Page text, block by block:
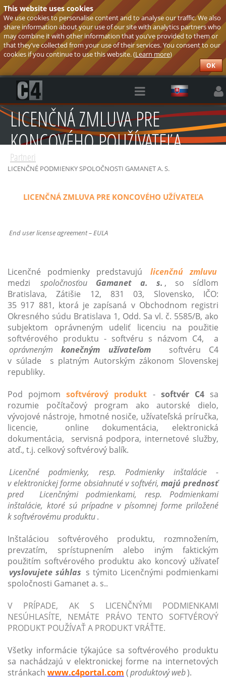
This website uses cookies
We use cookies to personalise content and to analyse our traffic. We also
share information about your use of our site with analytics partners who
may combine it with other information that you’ve provided to them or
that they’ve collected from your use of their services. You consent to our
cookies if you continue to use this website. (Learn more)
OK
LICENČNÁ ZMLUVA PRE
KONCOVÉHO POUŽÍVATEĽA
Partneri
LICENČNÉ PODMIENKY SPOLOČNOSTI GAMANET A. S.
LICENČNÁ ZMLUVA PRE KONCOVÉHO UŽÍVATEĽA
End user license agreement – EULA
Licenčné podmienky predstavujú
licenčnú zmluvu
medzi
spoločnosťou Gamanet a. s. ,
so sídlom
Bratislava, Zátišie 12, 831 03, Slovensko, IČO:
35 917 881, ktorá je zapísaná v Obchodnom registri
Okresného súdu Bratislava 1, Odd. Sa vl. č. 5585/B, ako
subjektom oprávneným udeliť licenciu na použitie
softvérového produktu - softvéru s názvom C4, a
oprávnenýmkonečným užívateľom
softvéru C4
v súlade s platným Autorským zákonom Slovenskej
republiky.
Pod pojmomsoftvérový produkt -softvér C4sa
rozumie počítačový program ako autorské dielo,
vývojové nástroje, hmotné nosiče, užívateľská príručka,
licencie, online dokumentácia, elektronická
dokumentácia, servisná podpora, internetové služby,
atď., t.j. celkový softvérový balík.
Licenčné podmienky, resp. Podmienky inštalácie -
v elektronickej forme obsiahnuté v softvéri, majú prednosť
pred Licenčnými podmienkami, resp. Podmienkami
inštalácie, ktoré sú prípadne v písomnej forme priložené
k softvérovému produktu.
Inštaláciou softvérového produktu, rozmnožením,
prevzatím, sprístupnením alebo iným faktickým
použitím softvérového produktu ako koncový užívateľ
vyslovujete súhlas s týmito Licenčnými podmienkami
spoločnosti Gamanet a. s..
V PRÍPADE, AK S LICENČNÝMI PODMIENKAMI
NESÚHLASÍTE, NEMÁTE PRÁVO TENTO SOFTVÉROVÝ
PRODUKT POUŽÍVAŤ A PRODUKT VRÁŤTE.
Všetky informácie týkajúce sa softvérového produktu
sa nachádzajú v elektronickej forme na internetových
stránkach www.c4portal.com (produktový web).